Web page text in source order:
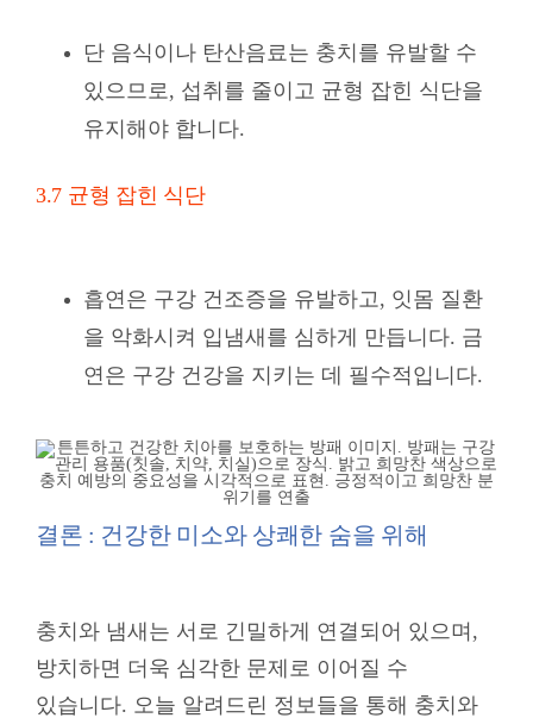
단 음식이나 탄산음료는 충치를 유발할 수
있으므로, 섭취를 줄이고 균형 잡힌 식단을
유지해야 합니다.
3.7 균형 잡힌 식단
흡연은 구강 건조증을 유발하고, 잇몸 질환
을 악화시켜 입냄새를 심하게 만듭니다. 금
연은 구강 건강을 지키는 데 필수적입니다.
결론 : 건강한 미소와 상쾌한 숨을 위해
충치와 냄새는 서로 긴밀하게 연결되어 있으며,
방치하면 더욱 심각한 문제로 이어질 수
있습니다. 오늘 알려드린 정보들을 통해 충치와